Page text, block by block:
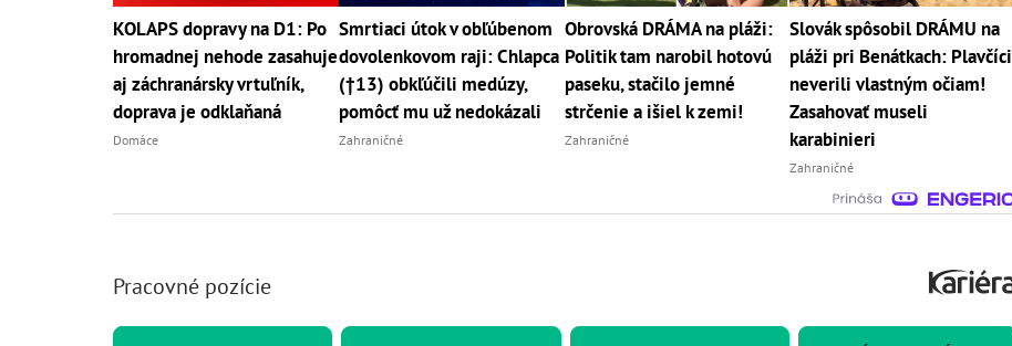
KOLAPS dopravy na D1: Po
hromadnej nehode zasahuje
aj záchranársky vrtuľník,
doprava je odklaňaná
Domáce
Smrtiaci útok v obľúbenom
dovolenkovom raji: Chlapca
(†13) obkľúčili medúzy,
pomôcť mu už nedokázali
Zahraničné
Obrovská DRÁMA na pláži:
Politik tam narobil hotovú
paseku, stačilo jemné
strčenie a išiel k zemi!
Zahraničné
Slovák spôsobil DRÁMU na
pláži pri Benátkach: Plavčíci
neverili vlastným očiam!
Zasahovať museli
karabinieri
Zahraničné
Pracovné pozície